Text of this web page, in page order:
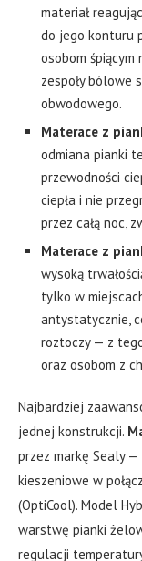
materiał
do jego konturu
osobom
zespoły bólowe
obwodowego.
Materace z
odmiana pianki
przewodności
ciepła i nie
przez całą noc,
Materace z
wysoką
tylko w
antystatycznie,
roztoczy — z
oraz osobom z
Najbardziej
jednej konstrukcji.
przez markę Sealy
kieszeniowe w
(OptiCool). Model
warstwę pianki
regulacji